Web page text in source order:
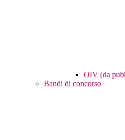
OIV (da
Bandi di concorso